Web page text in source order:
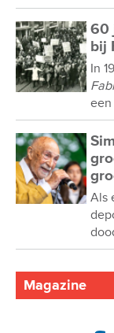
60
bij
In
Als
Magazine